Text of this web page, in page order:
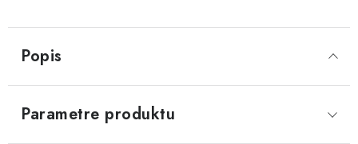
Popis
Parametre produktu